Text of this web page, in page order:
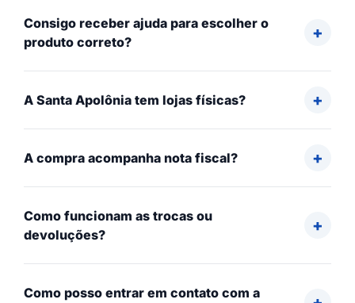
Consigo receber ajuda para escolher o
produto correto?
A Santa Apolônia tem lojas físicas?
A compra acompanha nota fiscal?
Como funcionam as trocas ou
devoluções?
Como posso entrar em contato com a